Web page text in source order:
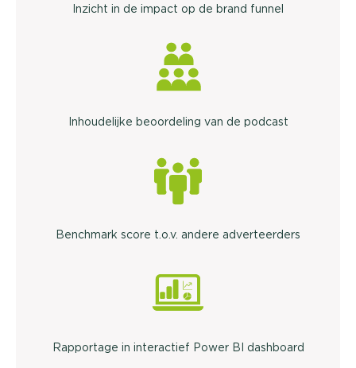
Inzicht in de impact op de brand funnel
Inhoudelijke beoordeling van de podcast
Benchmark score t.o.v. andere adverteerders
Rapportage in interactief Power BI dashboard